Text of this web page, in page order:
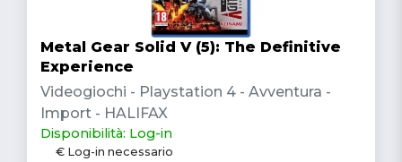
Metal Gear Solid V (5): The Definitive
Experience
Videogiochi - Playstation 4 - Avventura -
Import - HALIFAX
Disponibilità: Log-in
€ Log-in necessario